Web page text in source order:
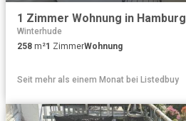
1 Zimmer Wohnung in Hamburg
Winterhude
258 m²1 ZimmerWohnung
Seit mehr als einem Monat bei Listedbuy